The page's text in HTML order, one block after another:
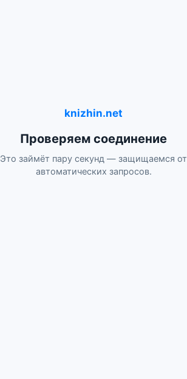
knizhin.net
Проверяем соединение
Это займёт пару секунд — защищаемся от
автоматических запросов.